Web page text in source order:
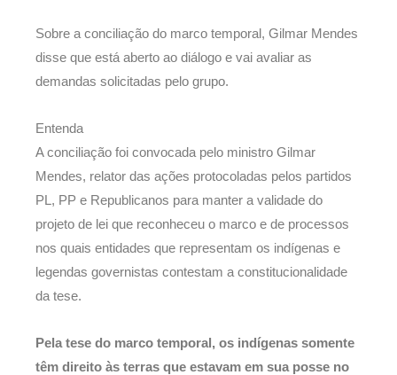
Sobre a conciliação do marco temporal, Gilmar Mendes
disse que está aberto ao diálogo e vai avaliar as
demandas solicitadas pelo grupo.
Entenda
A conciliação foi convocada pelo ministro Gilmar
Mendes, relator das ações protocoladas pelos partidos
PL, PP e Republicanos para manter a validade do
projeto de lei que reconheceu o marco e de processos
nos quais entidades que representam os indígenas e
legendas governistas contestam a constitucionalidade
da tese.
Pela tese do marco temporal, os indígenas somente
têm direito às terras que estavam em sua posse no